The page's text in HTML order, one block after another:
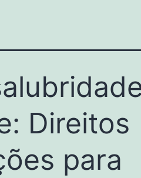
Direitos
para